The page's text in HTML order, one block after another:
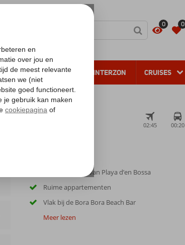
0 0
ALL INCLUSIVE WINTERZON CRUISES
02:45 00:20
Aan het strand van Playa d’en Bossa
Ruime appartementen
Vlak bij de Bora Bora Beach Bar
Meer lezen